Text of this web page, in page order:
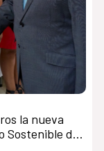
la nueva
Sostenible de